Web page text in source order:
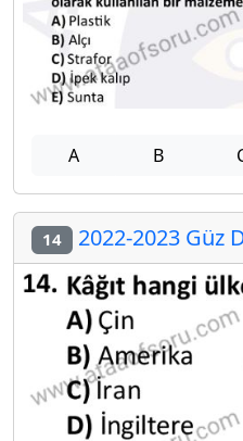
A B
14 2022-2023 Güz